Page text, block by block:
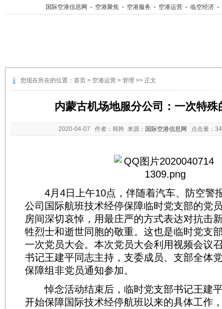
国际空港信息网 - 空港聚焦 - 空港服务 - 空港运营 - 临空经济 -
您现在所在的位置： 首页 > 空港运营 > 管理 >> 正文
内蒙古机场地服分公司：一次特殊
2020-04-07 作者：韩羚 来源： 国际空港信息网 点击量：
4月4日上午10点，伴随着汽车、防空警
公司国际航班技术经停保障临时党支部的党
房间深切哀悼，用最庄严的方式表达对抗击
牲烈士和逝世同胞的敬重。这也是临时党支
一次党员大会。本次党员大会利用视频会议
书记王建平同志主持，支委成员、支部全体
保障组非党员通知参加。
悼念活动结束后，临时党支部书记王建
开始保障国际技术经停航班以来的具体工作